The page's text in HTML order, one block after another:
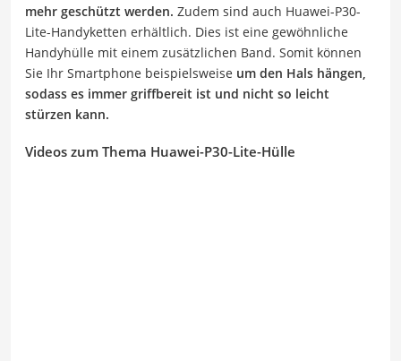
mehr geschützt werden. Zudem sind auch Huawei-P30-
Lite-Handyketten erhältlich. Dies ist eine gewöhnliche
Handyhülle mit einem zusätzlichen Band. Somit können
Sie Ihr Smartphone beispielsweise um den Hals hängen,
sodass es immer griffbereit ist und nicht so leicht
stürzen kann.
Videos zum Thema Huawei-P30-Lite-Hülle